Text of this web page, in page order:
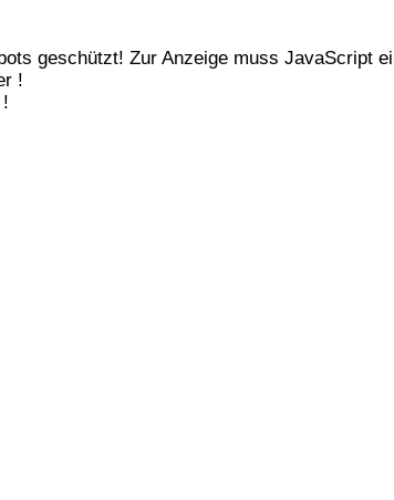
geschützt! Zur Anzeige muss JavaScript
!